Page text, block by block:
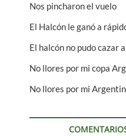
Nos pincharon el vuelo
El Halcón le ganó a
El halcón no pudo cazar
No llores por mi copa
No llores por mi